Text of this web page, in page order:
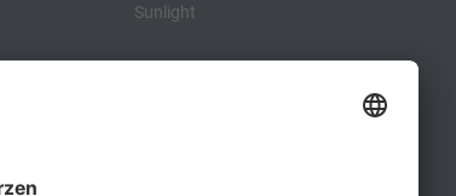
Sunlight